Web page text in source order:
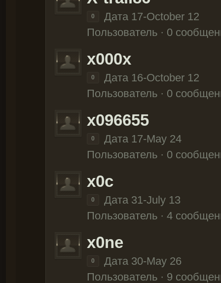
0
Дата 17-October 12
Пользователь · 0
x000x
0
Дата 16-October 12
Пользователь · 0
x096655
0
Дата 17-May 24
Пользователь · 0
x0c
0
Дата 31-July 13
Пользователь · 4
x0ne
0
Дата 30-May 26
Пользователь · 9